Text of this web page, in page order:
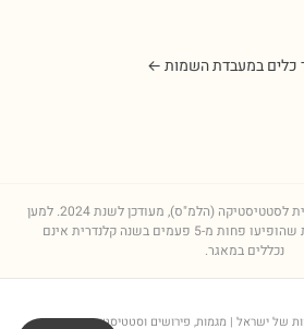
כלים במעבדת השמות ←
לסטטיסטיקה (הלמ"ס), מעודכן לשנת2024. למען
שמירה על הפרטיות, שמות שהופיעו פחות מ-5 פעמים בשנה קלנדרית אינם
נכללים במאגר.
של ישראל | מגמות, פירושים וסטטיסטיקות